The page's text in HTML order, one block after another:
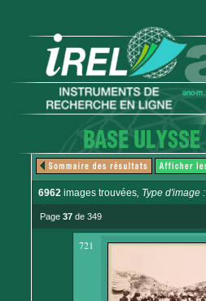
6962 images trouvées, Type d'image :
Page 37 de 349
721